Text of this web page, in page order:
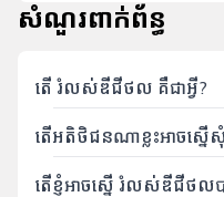
5G
ទូរស័ព្ទ
ចល័ត
ហូមវ៉ាយ
ហ្វាយ
សំណួរពាក់ព័ន្ធ
តើ រំលស់ឌីជីថល គឺជាអ្វី?
តើអតិថិជនណាខ្លះអាចស្ន
តើខ្ញុំអាចស្នើ រំលស់ឌីជីថល